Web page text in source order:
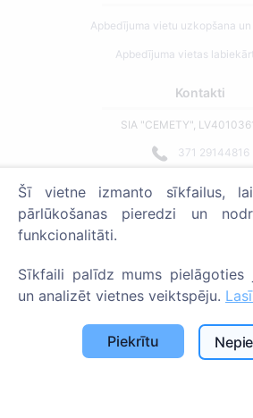
Apbedījuma vietu uzkopšana
Apbedījuma vietas
Kontakti
SIA "CEMETY",
371 29144816
Strādājam visā Latvijā!
Administratoriem
© 2013 - 2026 Cemety Visas
Privātuma politika un
Šī vietne izmanto sīkfailus,
pārlūkošanas pieredzi un
funkcionalitāti.
Sīkfaili palīdz mums pielāgoties
un analizēt vietnes veiktspēju.
Piekrītu